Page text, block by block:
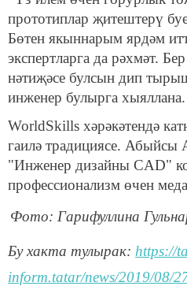
прототиплар җитештерү
Бөтен якыннарым ярдәм
экспертларга да рәхмәт.
нәтиҗәсе булсын дип
инженер булырга хыяллана.
WorldSkills хәрәкәтендә
гаилә традициясе. Абыйсы
"Инженер дизайны CAD"
профессионализм өчен
Фото: Гарифуллина
Бу хакта тулырак: https://
inform.tatar/news/2019/08/